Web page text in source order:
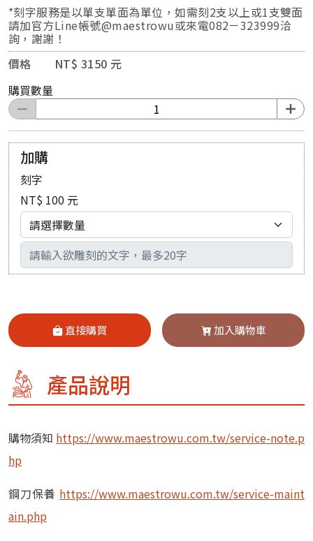
*刻字服務是以單支單面為單位，如需刻2支以上或1支雙面
請加官方Line帳號@maestrowu或來電082－323999洽
詢，謝謝！
價格 NT$ 3150 元
購買數量
加購
刻字
NT$ 100 元
輸入文字
直接購買 加入購物車
產品說明
購物須知 https://www.maestrowu.com.tw/service-note.p
hp
鋼刀保養 https://www.maestrowu.com.tw/service-maint
ain.php